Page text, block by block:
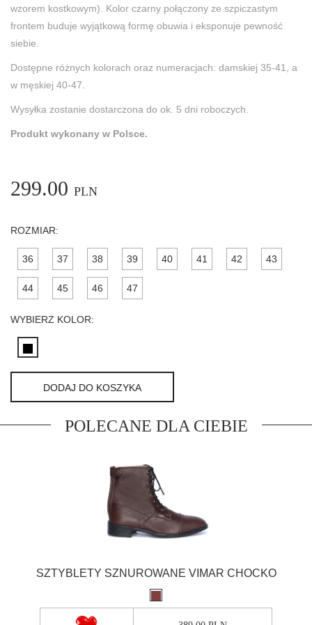
wzorem kostkowym). Kolor czarny połączony ze szpiczastym
frontem buduje wyjątkową formę obuwia i eksponuje pewność
siebie.
Dostępne różnych kolorach oraz numeracjach: damskiej 35-41, a
w męskiej 40-47.
Wysyłka zostanie dostarczona do ok. 5 dni roboczych.
Produkt wykonany w Polsce.
299.00 PLN
ROZMIAR:
36 37 38 39 40 41 42 43
44 45 46 47
WYBIERZ KOLOR:
DODAJ DO KOSZYKA
POLECANE DLA CIEBIE
SZTYBLETY SZNUROWANE VIMAR CHOCKO